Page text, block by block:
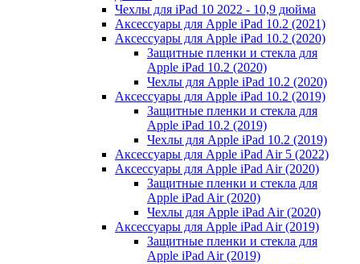
Чехлы для iPad 10 2022 - 10,9 дюйма
Аксессуары для Apple iPad 10.2 (2021)
Аксессуары для Apple iPad 10.2 (2020)
Защитные пленки и стекла для
Apple iPad 10.2 (2020)
Чехлы для Apple iPad 10.2 (2020)
Аксессуары для Apple iPad 10.2 (2019)
Защитные пленки и стекла для
Apple iPad 10.2 (2019)
Чехлы для Apple iPad 10.2 (2019)
Аксессуары для Apple iPad Air 5 (2022)
Аксессуары для Apple iPad Air (2020)
Защитные пленки и стекла для
Apple iPad Air (2020)
Чехлы для Apple iPad Air (2020)
Аксессуары для Apple iPad Air (2019)
Защитные пленки и стекла для
Apple iPad Air (2019)